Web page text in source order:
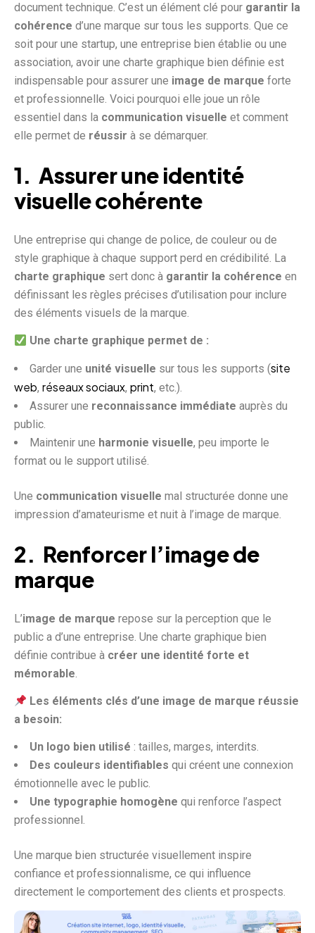
document technique. C’est un élément clé pour garantir la
cohérence d’une marque sur tous les supports. Que ce
soit pour une startup, une entreprise bien établie ou une
association, avoir une charte graphique bien définie est
indispensable pour assurer une image de marque forte
et professionnelle. Voici pourquoi elle joue un rôle
essentiel dans la communication visuelle et comment
elle permet de réussir à se démarquer.
1. Assurer une identité
visuelle cohérente
Une entreprise qui change de police, de couleur ou de
style graphique à chaque support perd en crédibilité. La
charte graphique sert donc à garantir la cohérence en
définissant les règles précises d’utilisation pour inclure
des éléments visuels de la marque.
Une charte graphique permet de :
Garder une unité visuelle sur tous les supports (site
web, réseaux sociaux, print, etc.).
Assurer une reconnaissance immédiate auprès du
public.
Maintenir une harmonie visuelle, peu importe le
format ou le support utilisé.
Une communication visuelle mal structurée donne une
impression d’amateurisme et nuit à l’image de marque.
2. Renforcer l’image de
marque
L’image de marque repose sur la perception que le
public a d’une entreprise. Une charte graphique bien
définie contribue à créer une identité forte et
mémorable.
Les éléments clés d’une image de marque réussie
a besoin:
Un logo bien utilisé : tailles, marges, interdits.
Des couleurs identifiables qui créent une connexion
émotionnelle avec le public.
Une typographie homogène qui renforce l’aspect
professionnel.
Une marque bien structurée visuellement inspire
confiance et professionnalisme, ce qui influence
directement le comportement des clients et prospects.